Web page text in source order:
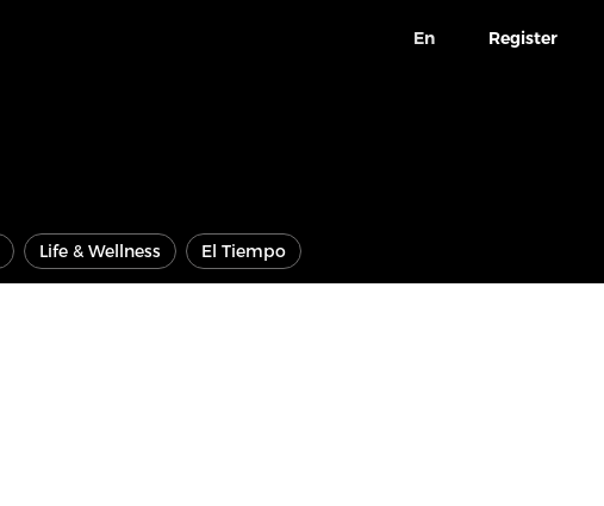
En Register
Life & Wellness El Tiempo